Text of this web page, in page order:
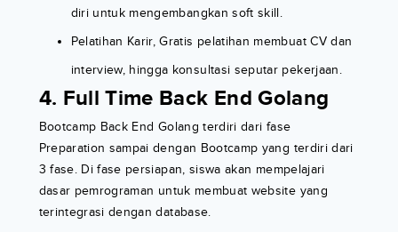
diri untuk mengembangkan soft skill.
Pelatihan Karir, Gratis pelatihan membuat CV dan
interview, hingga konsultasi seputar pekerjaan.
4. Full Time Back End Golang
Bootcamp Back End Golang terdiri dari fase
Preparation sampai dengan Bootcamp yang terdiri dari
3 fase. Di fase persiapan, siswa akan mempelajari
dasar pemrograman untuk membuat website yang
terintegrasi dengan database.